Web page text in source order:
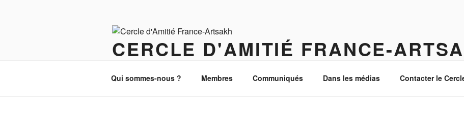
CERCLE D'AMITIÉ FRANCE-
Qui sommes-nous ? Membres Communiqués Dans les médias Contacter le